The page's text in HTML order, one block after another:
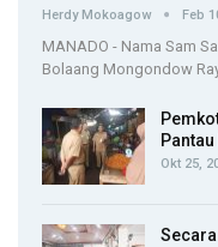
Herdy Mokoagow Feb
MANADO - Nama Sam
Bolaang Mongondow
Okt 25,